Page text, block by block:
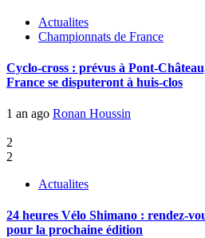
Actualites
Championnats de France
Cyclo-cross : prévus à Pont-
France se disputeront à huis-clos
1 an ago Ronan Houssin
2
2
Actualites
24 heures Vélo Shimano : rendez-
pour la prochaine édition